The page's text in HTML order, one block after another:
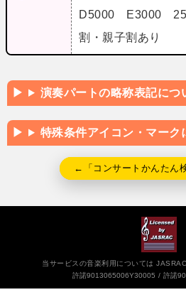
D5000 E3000
割・親子割あり
演奏パートの略称表記につ
特殊条件アイコン・マーク
←「コンサートかんたん
当サービスの音楽利用については
許諾9013065006Y30005
許諾